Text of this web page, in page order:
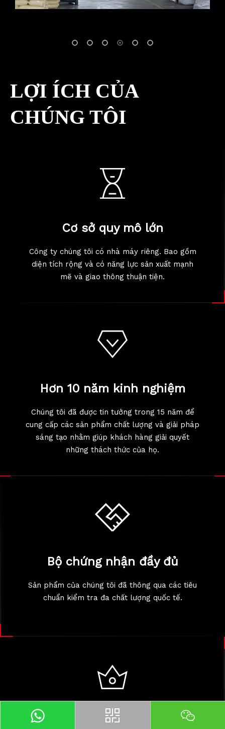
LỢI ÍCH CỦA
CHÚNG TÔI
Cơ sở quy mô lớn
Công ty chúng tôi có nhà máy riêng. Bao gồm
diện tích rộng và có năng lực sản xuất mạnh
mẽ và giao thông thuận tiện.
Hơn 10 năm kinh nghiệm
Chúng tôi đã được tin tưởng trong 15 năm để
cung cấp các sản phẩm chất lượng và giải pháp
sáng tạo nhằm giúp khách hàng giải quyết
những thách thức của họ.
Bộ chứng nhận đầy đủ
Sản phẩm của chúng tôi đã thông qua các tiêu
chuẩn kiểm tra đa chất lượng quốc tế.
Dịch vụ OEM/ODM